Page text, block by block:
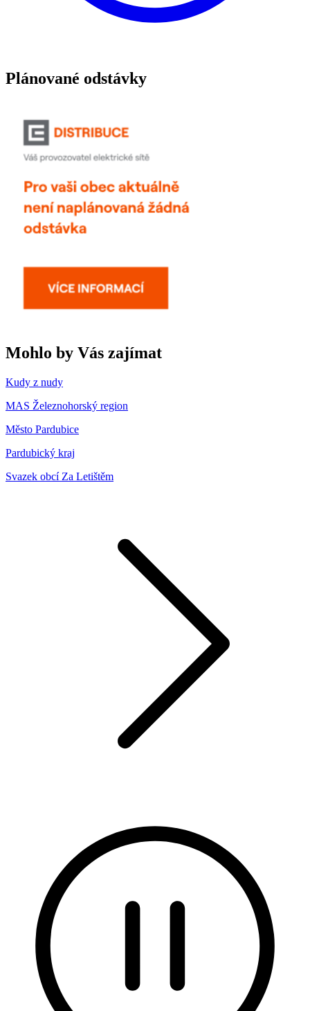
Plánované odstávky
Mohlo by Vás zajímat
Kudy z nudy
MAS Železnohorský region
Město Pardubice
Pardubický kraj
Svazek obcí Za Letištěm